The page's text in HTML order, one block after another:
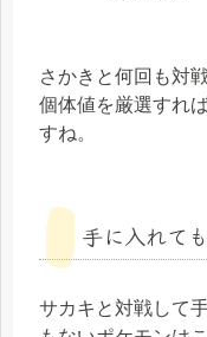
さかきと何回も対
個体値を厳選すれ
すね。
手に入れて
サカキと対戦して